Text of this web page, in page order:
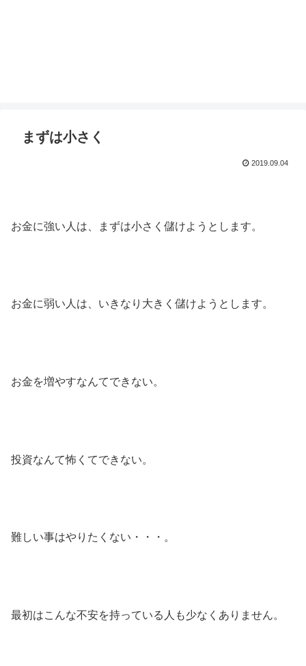
まずは小さく
2019.09.04
お金に強い人は、まずは小さく儲けようとします。
お金に弱い人は、いきなり大きく儲けようとします。
お金を増やすなんてできない。
投資なんて怖くてできない。
難しい事はやりたくない・・・。
最初はこんな不安を持っている人も少なくありません。